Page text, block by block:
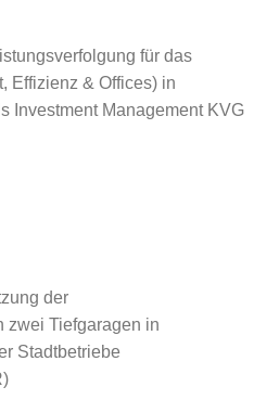
für das
Effizienz & Offices) in
Investment Management KVG
der
zwei Tiefgaragen in
Stadtbetriebe